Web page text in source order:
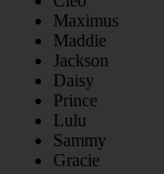
Maximus
Maddie
Jackson
Daisy
Prince
Lulu
Sammy
Gracie